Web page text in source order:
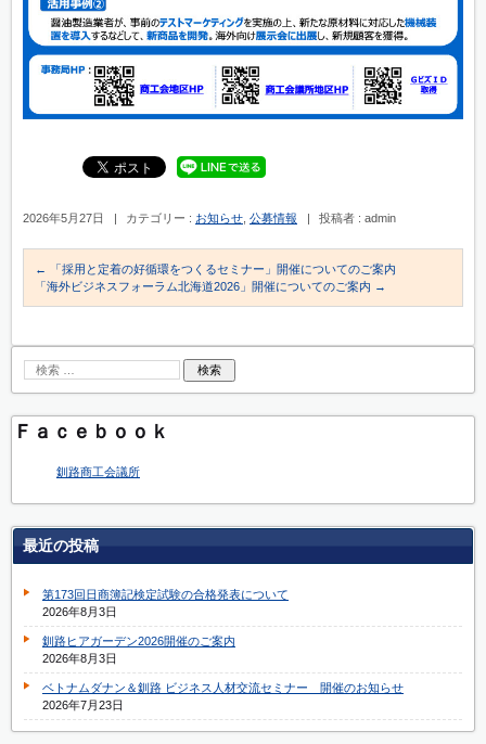
2026年5月27日 | カテゴリー : お知らせ 公募情報 | 投稿者 : admin
←
「採用と定着の好循環をつくるセミナー」開催についてのご案内
「海外ビジネスフォーラム北海道2026」開催についてのご案内 →
Ｆａｃｅｂｏｏｋ
釧路商工会議所
最近の投稿
第173回日商簿記検定試験の合格発表について
2026年8月3日
釧路ヒアガーデン2026開催のご案内
2026年8月3日
ベトナムダナン＆釧路 ビジネス人材交流セミナー 開催のお知らせ
2026年7月23日